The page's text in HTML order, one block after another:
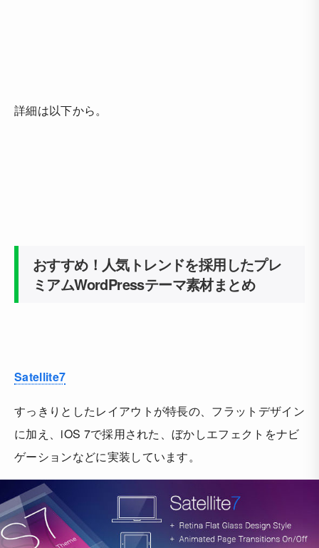
詳細は以下から。
おすすめ！人気トレンドを採用したプレ
ミアムWordPressテーマ素材まとめ
Satellite7
すっきりとしたレイアウトが特長の、フラットデザイン
に加え、iOS 7で採用された、ぼかしエフェクトをナビ
ゲーションなどに実装しています。